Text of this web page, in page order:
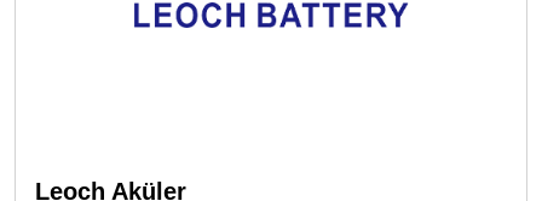
Leoch Aküler